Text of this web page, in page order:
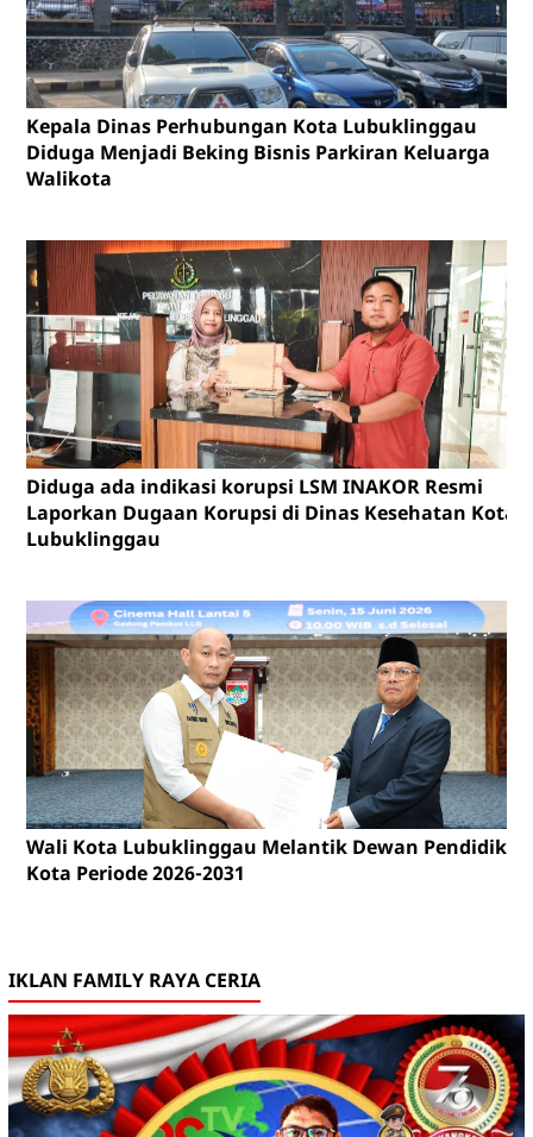
Kepala Dinas Perhubungan Kota Lubuklinggau
Diduga Menjadi Beking Bisnis Parkiran Keluarga
Walikota
Diduga ada indikasi korupsi LSM INAKOR Resmi
Laporkan Dugaan Korupsi di Dinas Kesehatan Kota
Lubuklinggau
Wali Kota Lubuklinggau Melantik Dewan Pendidikan
Kota Periode 2026-2031
IKLAN FAMILY RAYA CERIA